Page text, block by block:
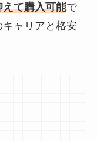
て購入可能で
ャリアと格安